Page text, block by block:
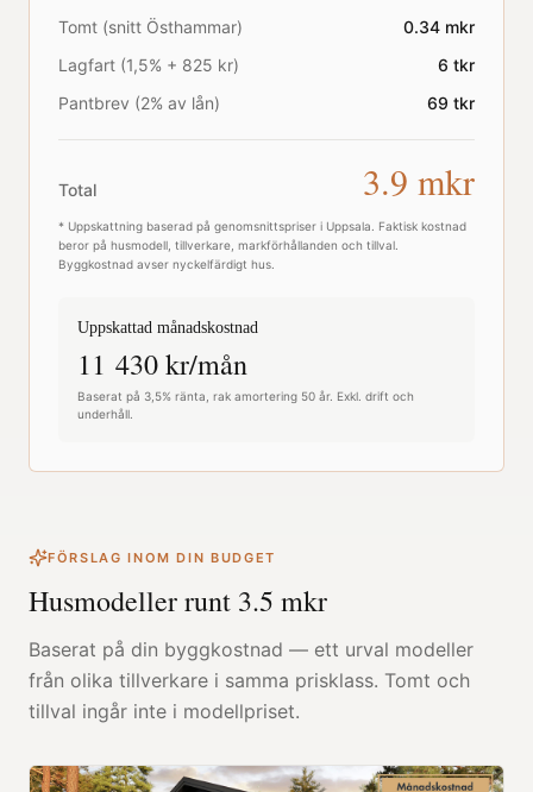
Tomt (snitt Östhammar) 0.34 mkr
Lagfart (1,5% + 825 kr)
6 tkr
Pantbrev (2% av lån)
69 tkr
Total 3.9 mkr
* Uppskattning baserad på genomsnittspriser i Uppsala . Faktisk kostnad
beror på husmodell, tillverkare, markförhållanden och tillval.
Byggkostnad avser nyckelfärdigt hus.
Uppskattad månadskostnad
11 430kr/mån
Baserat på 3,5% ränta, rak amortering 50 år. Exkl. drift och
underhåll.
FÖRSLAG INOM DIN BUDGET
Husmodeller runt 3.5 mkr
Baserat på din byggkostnad — ett urval modeller
från olika tillverkare i samma prisklass. Tomt och
tillval ingår inte i modellpriset.